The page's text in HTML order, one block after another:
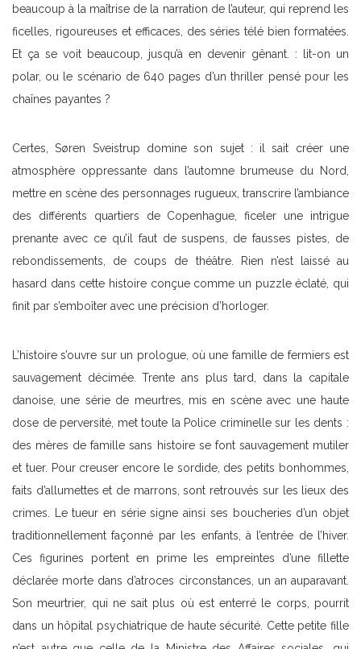
beaucoup à la maîtrise de la narration de l’auteur, qui reprend les
ficelles, rigoureuses et efficaces, des séries télé bien formatées.
Et ça se voit beaucoup, jusqu’à en devenir gênant. : lit-on un
polar, ou le scénario de 640 pages d’un thriller pensé pour les
chaînes payantes ?
Certes, Søren Sveistrup domine son sujet : il sait créer une
atmosphère oppressante dans l’automne brumeuse du Nord,
mettre en scène des personnages rugueux, transcrire l’ambiance
des différents quartiers de Copenhague, ficeler une intrigue
prenante avec ce qu’il faut de suspens, de fausses pistes, de
rebondissements, de coups de théâtre. Rien n’est laissé au
hasard dans cette histoire conçue comme un puzzle éclaté, qui
finit par s’emboîter avec une précision d’horloger.
L’histoire s’ouvre sur un prologue, où une famille de fermiers est
sauvagement décimée. Trente ans plus tard, dans la capitale
danoise, une série de meurtres, mis en scène avec une haute
dose de perversité, met toute la Police criminelle sur les dents :
des mères de famille sans histoire se font sauvagement mutiler
et tuer. Pour creuser encore le sordide, des petits bonhommes,
faits d’allumettes et de marrons, sont retrouvés sur les lieux des
crimes. Le tueur en série signe ainsi ses boucheries d’un objet
traditionnellement façonné par les enfants, à l’entrée de l’hiver.
Ces figurines portent en prime les empreintes d’une fillette
déclarée morte dans d’atroces circonstances, un an auparavant.
Son meurtrier, qui ne sait plus où est enterré le corps, pourrit
dans un hôpital psychiatrique de haute sécurité. Cette petite fille